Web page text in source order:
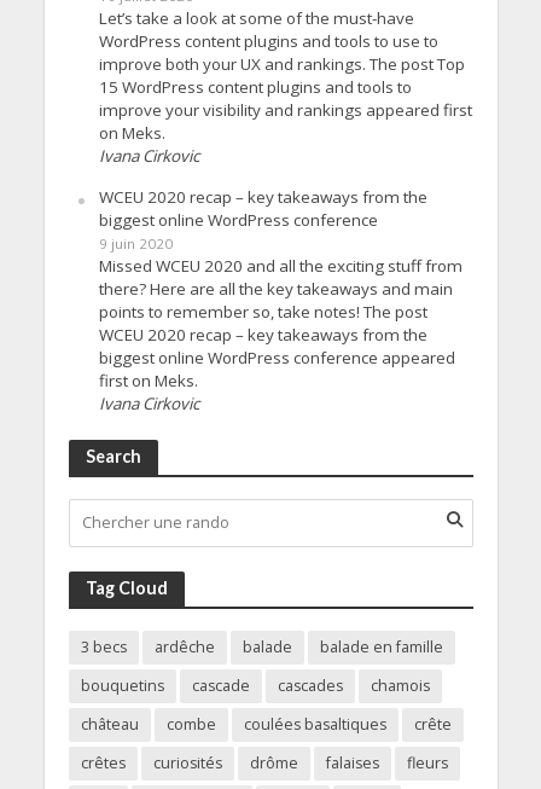
Let’s take a look at some of the must-have
WordPress content plugins and tools to use to
improve both your UX and rankings. The post Top
15 WordPress content plugins and tools to
improve your visibility and rankings appeared first
on Meks.
Ivana Cirkovic
WCEU 2020 recap – key takeaways from the
biggest online WordPress conference
9 juin 2020
Missed WCEU 2020 and all the exciting stuff from
there? Here are all the key takeaways and main
points to remember so, take notes! The post
WCEU 2020 recap – key takeaways from the
biggest online WordPress conference appeared
first on Meks.
Ivana Cirkovic
Search
Tag Cloud
3 becs ardêche balade
balade en famille
bouquetins
cascade cascades
chamois
château
combe coulées basaltiques
crête
crêtes
curiosités drôme falaises
fleurs